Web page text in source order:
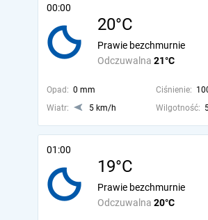
00:00
20°C
Odczuwalna 21°C
Prawie bezchmurnie
Opad: 0 mm Ciśnienie:
Wiatr:
5 km/h Wilgotność:
01:00
19°C
Odczuwalna 20°C
Prawie bezchmurnie